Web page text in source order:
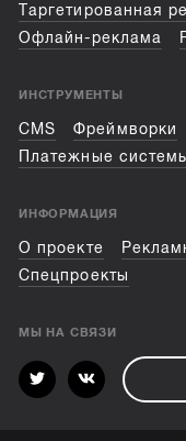
Таргетированная
Офлайн-реклама
ИНСТРУМЕНТЫ
CMS Фреймворки
Платежные
ИНФОРМАЦИЯ
О проекте
Спецпроекты
МЫ НА СВЯЗИ